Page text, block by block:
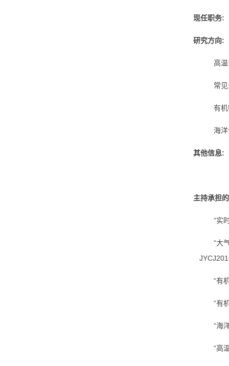
现任职务:
研究方向:
高
常
有
海
其他信息:
主持承担
“实
“大
“有
“有
“海
“高